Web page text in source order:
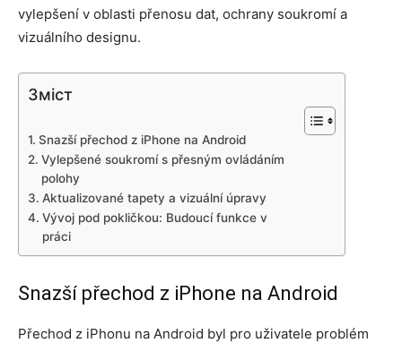
vylepšení v oblasti přenosu dat, ochrany soukromí a
vizuálního designu.
Зміст
Snazší přechod z iPhone na Android
Vylepšené soukromí s přesným ovládáním
polohy
Aktualizované tapety a vizuální úpravy
Vývoj pod pokličkou: Budoucí funkce v
práci
Snazší přechod z iPhone na Android
Přechod z iPhonu na Android byl pro uživatele problém